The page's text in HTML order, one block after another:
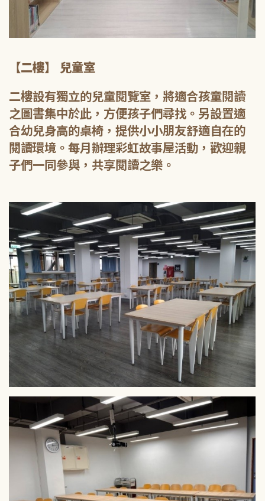
【二樓】 兒童室
二樓設有獨立的兒童閱覽室，將適合孩童閱讀
之圖書集中於此，方便孩子們尋找。另設置適
合幼兒身高的桌椅，提供小小朋友舒適自在的
閱讀環境。每月辦理彩虹故事屋活動，歡迎親
子們一同參與，共享閱讀之樂。